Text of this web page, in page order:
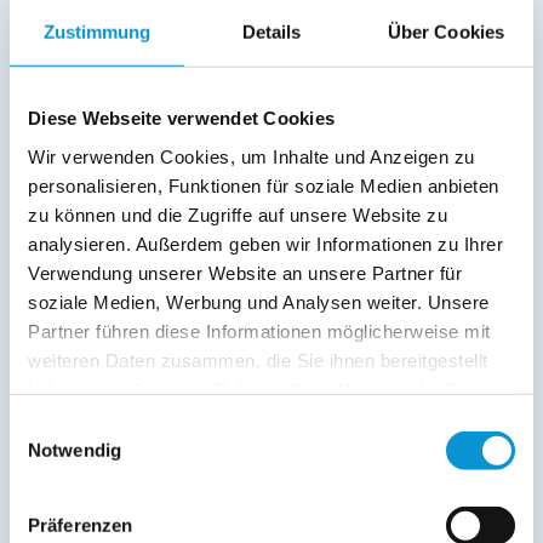
Zustimmung Details Über Cookies
Diese Webseite verwendet Cookies
Wir verwenden Cookies, um Inhalte und Anzeigen zu
personalisieren, Funktionen für soziale Medien anbieten
zu können und die Zugriffe auf unsere Website zu
analysieren. Außerdem geben wir Informationen zu Ihrer
Verwendung unserer Website an unsere Partner für
soziale Medien, Werbung und Analysen weiter. Unsere
Partner führen diese Informationen möglicherweise mit
weiteren Daten zusammen, die Sie ihnen bereitgestellt
Notwendig
Präferenzen
Schlafsofa
Außenanlage:
Service:
Verpflegung:
Beschreibung
weiterlesen